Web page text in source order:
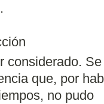
considerado.
que, por
no pudo